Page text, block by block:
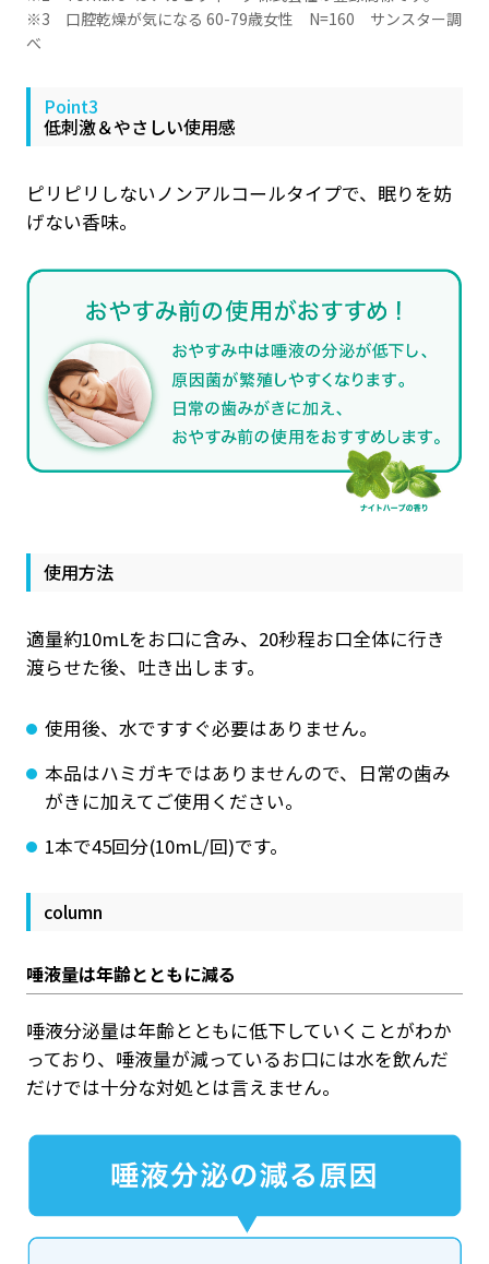
※3 口腔乾燥が気になる 60-79歳女性 N=160 サンスター調
べ
Point3
低刺激＆やさしい使用感
ピリピリしないノンアルコールタイプで、眠りを妨
げない香味。
使用方法
適量約10mLをお口に含み、20秒程お口全体に行き
渡らせた後、吐き出します。
使用後、水ですすぐ必要はありません。
本品はハミガキではありませんので、日常の歯み
がきに加えてご使用ください。
1本で45回分(10mL/回)です。
column
唾液量は年齢とともに減る
唾液分泌量は年齢とともに低下していくことがわか
っており、唾液量が減っているお口には水を飲んだ
だけでは十分な対処とは言えません。